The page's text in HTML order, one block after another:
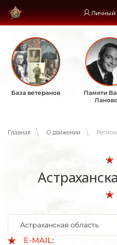
Личный
База ветеранов
Памяти
Главная О движении
E-MAIL:
Астраханская область